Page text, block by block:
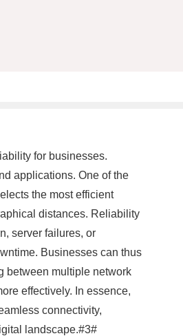
for businesses.
applications. One of the
the most efficient
distances. Reliability
server failures, or
Businesses can thus
between multiple network
effectively. In essence,
connectivity,
landscape.#3#